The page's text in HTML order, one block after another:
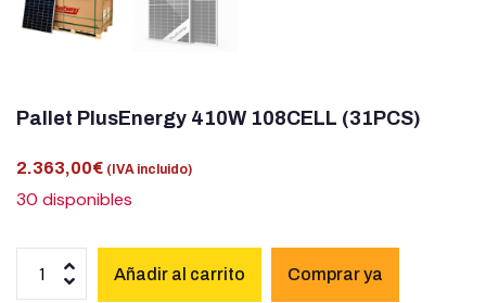
Pallet PlusEnergy 410W 108CELL (31PCS)
2.363,00€ (IVA incluido)
30 disponibles
Añadir al carrito